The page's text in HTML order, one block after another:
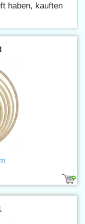
haben, kauften